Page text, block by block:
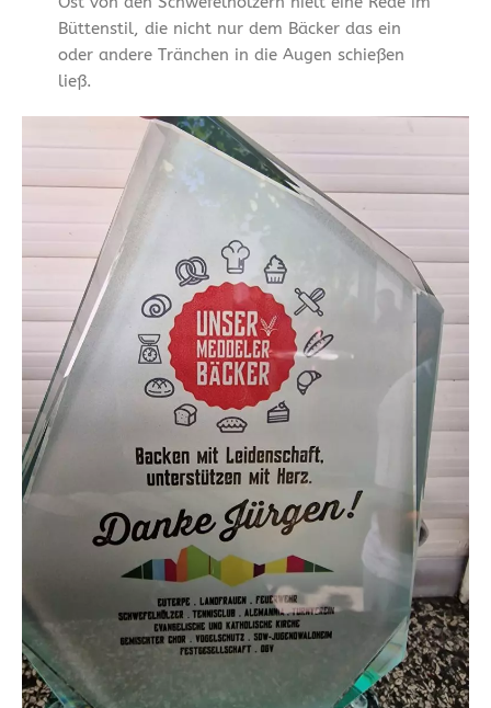
Büttenstil, die nicht nur dem Bäcker das ein
oder andere Tränchen in die Augen schießen
ließ.